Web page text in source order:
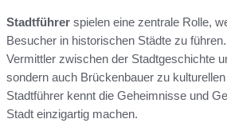
Stadtführer spielen eine zentrale Rolle,
Besucher in historischen Städte zu
Vermittler zwischen der Stadtgeschichte
sondern auch Brückenbauer zu
Stadtführer kennt die Geheimnisse und
Stadt einzigartig machen.